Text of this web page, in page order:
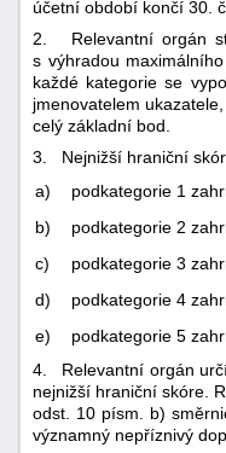
účetní období končí 30.
2. Relevantní orgán
s výhradou
každé kategorie se
jmenovatelem
celý základní bod.
3. Nejnižší hraniční
a)
podkategorie 1
b)
podkategorie 2
c)
podkategorie 3
d)
podkategorie 4
e)
podkategorie 5
4. Relevantní orgán určí
nejnižší hraniční skóre.
odst. 10 písm. b)
významný nepříznivý